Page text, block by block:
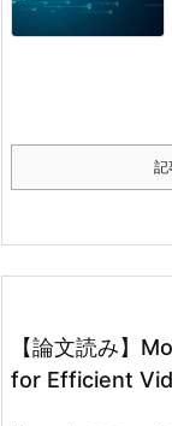
記
【論文読み】
for Efficient